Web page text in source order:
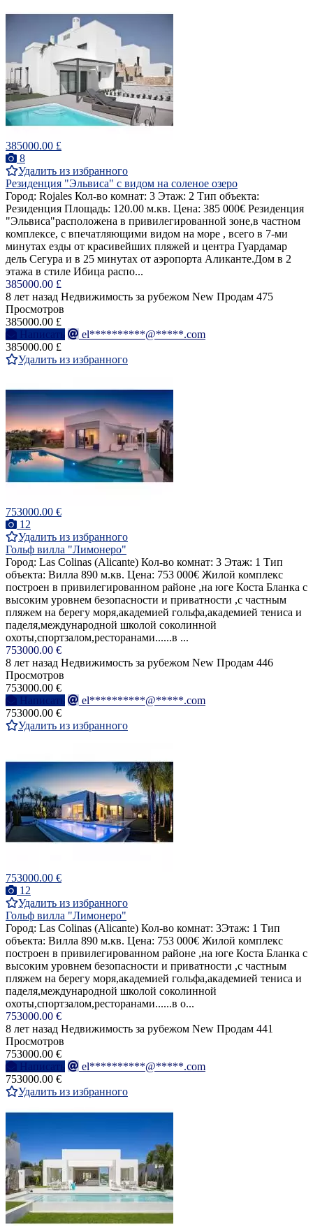
385000.00 £
8
Удалить из избранного
Резиденция "Эльвиса" c видом на соленое озеро
Город: Rojales Кол-во комнат: 3 Этаж: 2 Тип объекта:
Резиденция Площадь: 120.00 м.кв. Цена: 385 000€ Резиденция
"Эльвиса"расположенa в привилегированной зоне,в частном
комплексе, с впечатляющими видом на море , всего в 7-ми
минутах езды от красивейших пляжей и центра Гуардамар
дель Сегура и в 25 минутах от аэропорта Аликанте.Дом в 2
этажа в стиле Ибица распо...
385000.00 £
8 лет назад Недвижимость за рубежом New Продам 475
Просмотров
385000.00 £
Написать
el**********@*****.com
385000.00 £
Удалить из избранного
753000.00 €
12
Удалить из избранного
Гольф вилла "Лимонеро"
Город: Las Colinas (Alicante) Кол-во комнат: 3 Этаж: 1 Тип
объекта: Вилла 890 м.кв. Цена: 753 000€ Жилой комплекс
построен в привилегированном районе ,на юге Коста Бланка с
высоким уровнем безопасности и приватности ,с частным
пляжем на берегу моря,академией гольфа,академией тениса и
паделя,международной школой соколинной
охоты,спортзалом,ресторанами......в ...
753000.00 €
8 лет назад Недвижимость за рубежом New Продам 446
Просмотров
753000.00 €
Написать
el**********@*****.com
753000.00 €
Удалить из избранного
753000.00 €
12
Удалить из избранного
Гольф вилла "Лимонеро"
Город: Las Colinas (Alicante) Кол-во комнат: 3Этаж: 1 Тип
объекта: Вилла 890 м.кв. Цена: 753 000€ Жилой комплекс
построен в привилегированном районе ,на юге Коста Бланка с
высоким уровнем безопасности и приватности ,с частным
пляжем на берегу моря,академией гольфа,академией тениса и
паделя,международной школой соколинной
охоты,спортзалом,ресторанами......в о...
753000.00 €
8 лет назад Недвижимость за рубежом New Продам 441
Просмотров
753000.00 €
Написать
el**********@*****.com
753000.00 €
Удалить из избранного